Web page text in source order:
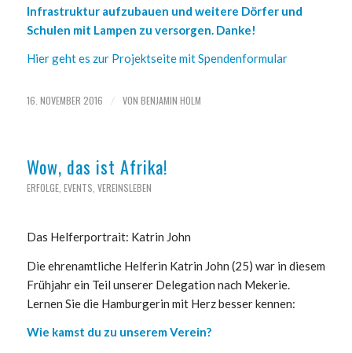
Infrastruktur aufzubauen und weitere Dörfer und
Schulen mit Lampen zu versorgen. Danke!
Hier geht es zur Projektseite mit Spendenformular
16. NOVEMBER 2016 / VON BENJAMIN HOLM
Wow, das ist Afrika!
ERFOLGE, EVENTS VEREINSLEBEN
Das Helferportrait: Katrin John
Die ehrenamtliche Helferin Katrin John (25) war in diesem
Frühjahr ein Teil unserer Delegation nach Mekerie.
Lernen Sie die Hamburgerin mit Herz besser kennen:
Wie kamst du zu unserem Verein?